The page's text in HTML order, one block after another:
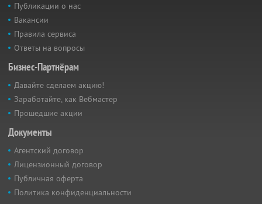
Публикации о нас
Вакансии
Правила сервиса
Ответы на вопросы
Бизнес-Партнёрам
Давайте сделаем акцию!
Заработайте, как Вебмастер
Прошедшие акции
Документы
Агентский договор
Лицензионный договор
Публичная оферта
Политика конфиденциальности